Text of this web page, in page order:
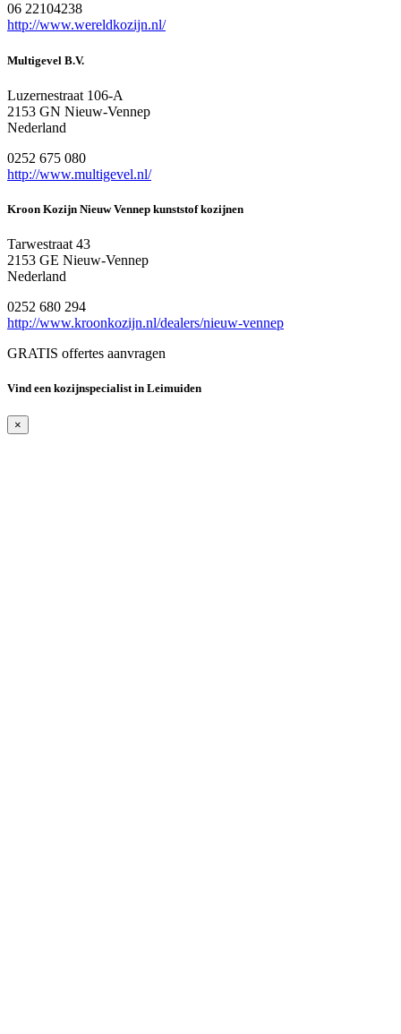
06 22104238
http://www.wereldkozijn.nl/
Multigevel B.V.
Luzernestraat 106-A
2153 GN Nieuw-Vennep
Nederland
0252 675 080
http://www.multigevel.nl/
Kroon Kozijn Nieuw Vennep kunststof kozijnen
Tarwestraat 43
2153 GE Nieuw-Vennep
Nederland
0252 680 294
http://www.kroonkozijn.nl/dealers/nieuw-vennep
GRATIS offertes aanvragen
Vind een kozijnspecialist in Leimuiden
×